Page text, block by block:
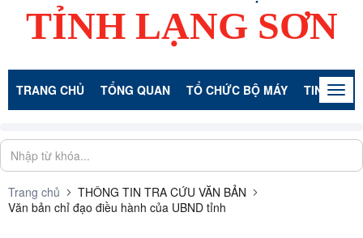
TỈNH LẠNG SƠN
TRANG CHỦ TỔNG QUAN TỔ CHỨC BỘ MÁY TIN TỨC -
Trang chủ
THÔNG TIN TRA CỨU VĂN BẢN
Văn bản chỉ đạo điều hành của UBND tỉnh